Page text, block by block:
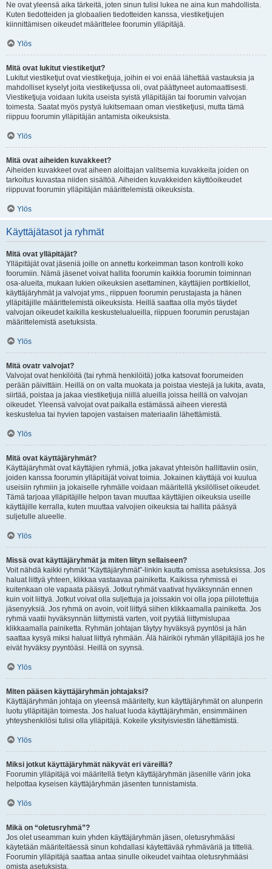
Ne ovat yleensä aika tärkeitä, joten sinun tulisi lukea ne aina kun mahdollista.
Kuten tiedotteiden ja globaalien tiedotteiden kanssa, viestiketjujen
kiinnittämisen oikeudet määrittelee foorumin ylläpitäjä.
Ylös
Mitä ovat lukitut viestiketjut?
Lukitut viestiketjut ovat viestiketjuja, joihin ei voi enää lähettää vastauksia ja
mahdolliset kyselyt joita viestiketjussa oli, ovat päättyneet automaattisesti.
Viestiketjuja voidaan lukita useista syistä ylläpitäjän tai foorumin valvojan
toimesta. Saatat myös pystyä lukitsemaan oman viestiketjusi, mutta tämä
riippuu foorumin ylläpitäjän antamista oikeuksista.
Ylös
Mitä ovat aiheiden kuvakkeet?
Aiheiden kuvakkeet ovat aiheen aloittajan valitsemia kuvakkeita joiden on
tarkoitus kuvastaa niiden sisältöä. Aiheiden kuvakkeiden käyttöoikeudet
riippuvat foorumin ylläpitäjän määrittelemistä oikeuksista.
Ylös
Käyttäjätasot ja ryhmät
Mitä ovat ylläpitäjät?
Ylläpitäjät ovat jäseniä joille on annettu korkeimman tason kontrolli koko
foorumiin. Nämä jäsenet voivat hallita foorumin kaikkia foorumin toiminnan
osa-alueita, mukaan lukien oikeuksien asettaminen, käyttäjien porttikiellot,
käyttäjäryhmät ja valvojat yms., riippuen foorumin perustajasta ja hänen
ylläpitäjille määrittelemistä oikeuksista. Heillä saattaa olla myös täydet
valvojan oikeudet kaikilla keskustelualueilla, riippuen foorumin perustajan
määrittelemistä asetuksista.
Ylös
Mitä ovatr valvojat?
Valvojat ovat henkilöitä (tai ryhmä henkilöitä) jotka katsovat foorumeiden
perään päivittäin. Heillä on on valta muokata ja poistaa viestejä ja lukita, avata,
siirtää, poistaa ja jakaa viestiketjuja niillä alueilla joissa heillä on valvojan
oikeudet. Yleensä valvojat ovat paikalla estämässä aiheen vierestä
keskustelua tai hyvien tapojen vastaisen materiaalin lähettämistä.
Ylös
Mitä ovat käyttäjäryhmät?
Käyttäjäryhmät ovat käyttäjien ryhmiä, jotka jakavat yhteisön hallittaviin osiin,
joiden kanssa foorumin ylläpitäjät voivat toimia. Jokainen käyttäjä voi kuulua
useisiin ryhmiin ja jokaiselle ryhmälle voidaan määritellä yksilölliset oikeudet.
Tämä tarjoaa ylläpitäjille helpon tavan muuttaa käyttäjien oikeuksia useille
käyttäjille kerralla, kuten muuttaa valvojien oikeuksia tai hallita pääsyä
suljetulle alueelle.
Ylös
Missä ovat käyttäjäryhmät ja miten liityn sellaiseen?
Voit nähdä kaikki ryhmät “Käyttäjäryhmät”-linkin kautta omissa asetuksissa. Jos
haluat liittyä yhteen, klikkaa vastaavaa painiketta. Kaikissa ryhmissä ei
kuitenkaan ole vapaata pääsyä. Jotkut ryhmät vaativat hyväksynnän ennen
kuin voit liittyä. Jotkut voivat olla suljettuja ja joissakin voi olla jopa piilotettuja
jäsenyyksiä. Jos ryhmä on avoin, voit liittyä siihen klikkaamalla painiketta. Jos
ryhmä vaatii hyväksynnän liittymistä varten, voit pyytää liittymislupaa
klikkaamalla painiketta. Ryhmän johtajan täytyy hyväksyä pyyntösi ja hän
saattaa kysyä miksi haluat liittyä ryhmään. Älä häiriköi ryhmän ylläpitäjiä jos he
eivät hyväksy pyyntöäsi. Heillä on syynsä.
Ylös
Miten pääsen käyttäjäryhmän johtajaksi?
Käyttäjäryhmän johtaja on yleensä määritelty, kun käyttäjäryhmät on alunperin
luotu ylläpitäjän toimesta. Jos haluat luoda käyttäjäryhmän, ensimmäinen
yhteyshenkilösi tulisi olla ylläpitäjä. Kokeile yksityisviestin lähettämistä.
Ylös
Miksi jotkut käyttäjäryhmät näkyvät eri väreillä?
Foorumin ylläpitäjä voi määritellä tietyn käyttäjäryhmän jäsenille värin joka
helpottaa kyseisen käyttäjäryhmän jäsenten tunnistamista.
Ylös
Mikä on “oletusryhmä”?
Jos olet useamman kuin yhden käyttäjäryhmän jäsen, oletusryhmääsi
käytetään määriteltäessä sinun kohdallasi käytettävää ryhmäväriä ja titteliä.
Foorumin ylläpitäjä saattaa antaa sinulle oikeudet vaihtaa oletusryhmääsi
omista asetuksista.